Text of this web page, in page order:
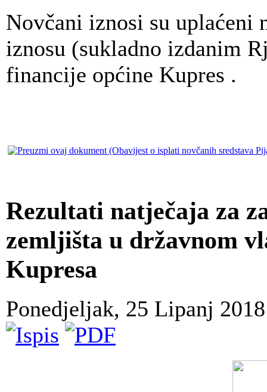
Novčani iznosi su uplaćeni
iznosu (sukladno izdanim
financije općine Kupres .
Rezultati natječaja za
zemljišta u državnom
Kupresa
Ponedjeljak, 25 Lipanj